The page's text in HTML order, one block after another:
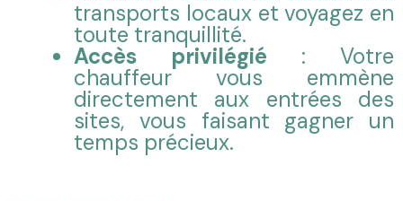
transports locaux et voyagez en
toute tranquillité.
Accès privilégié : Votre
chauffeur vous emmène
directement aux entrées des
sites, vous faisant gagner un
temps précieux.